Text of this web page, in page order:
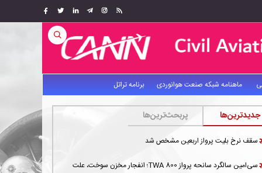
ماهنامه شبکه صنعت هوانوردی برنامه تراتل
جدیدترین‌ها پربحث‌ترین‌ها
سقف نرخ بلیت پرواز اربعین مشخص شد
سی‌امین سالگرد سانحه پرواز TWA 800؛ انفجار مخزن سوخت، علت